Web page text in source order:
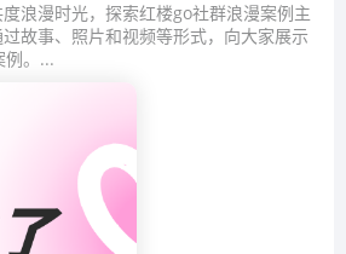
浪漫时光，探索红楼go社群浪漫案例主
故事、照片和视频等形式，向大家展示
例。...